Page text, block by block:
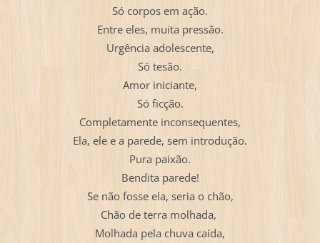
Só corpos em ação.
Entre eles, muita pressão.
Urgência adolescente,
Só tesão.
Amor iniciante,
Só ficção.
Completamente inconsequentes,
Ela, ele e a parede, sem introdução.
Pura paixão.
Bendita parede!
Se não fosse ela, seria o chão,
Chão de terra molhada,
Molhada pela chuva caída,